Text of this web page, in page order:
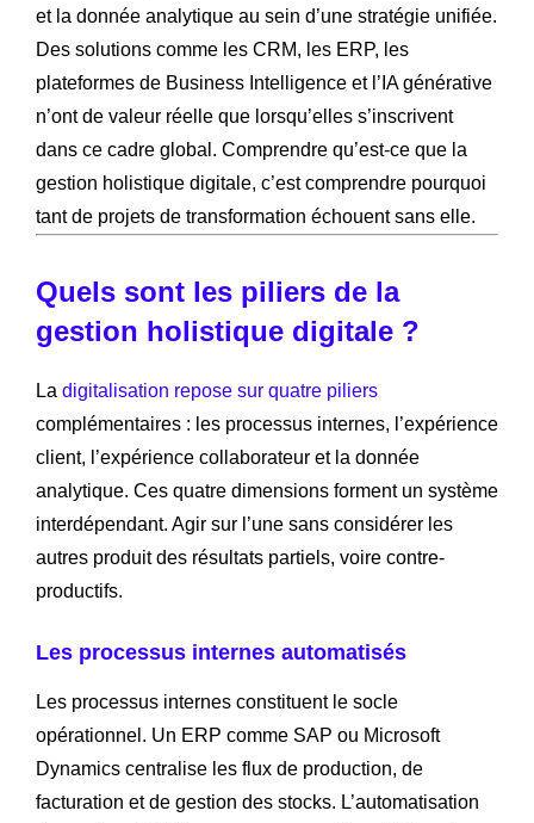
et la donnée analytique au sein d’une stratégie unifiée.
Des solutions comme les CRM, les ERP, les
plateformes de Business Intelligence et l’IA générative
n’ont de valeur réelle que lorsqu’elles s’inscrivent
dans ce cadre global. Comprendre qu’est-ce que la
gestion holistique digitale, c’est comprendre pourquoi
tant de projets de transformation échouent sans elle.
Quels sont les piliers de la
gestion holistique digitale ?
La digitalisation repose sur quatre piliers
complémentaires : les processus internes, l’expérience
client, l’expérience collaborateur et la donnée
analytique. Ces quatre dimensions forment un système
interdépendant. Agir sur l’une sans considérer les
autres produit des résultats partiels, voire contre-
productifs.
Les processus internes automatisés
Les processus internes constituent le socle
opérationnel. Un ERP comme SAP ou Microsoft
Dynamics centralise les flux de production, de
facturation et de gestion des stocks. L’automatisation